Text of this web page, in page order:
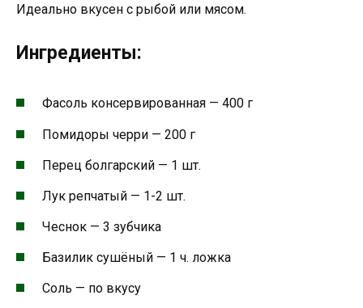
Идеально вкусен с рыбой или мясом.
Ингредиенты:
Фасоль консервированная — 400 г
Помидоры черри — 200 г
Перец болгарский — 1 шт.
Лук репчатый — 1-2 шт.
Чеснок — 3 зубчика
Базилик сушёный — 1 ч. ложка
Соль — по вкусу